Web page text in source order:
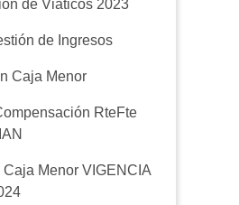
de Viáticos 2023
de Ingresos
Caja Menor
RteFte
Menor VIGENCIA